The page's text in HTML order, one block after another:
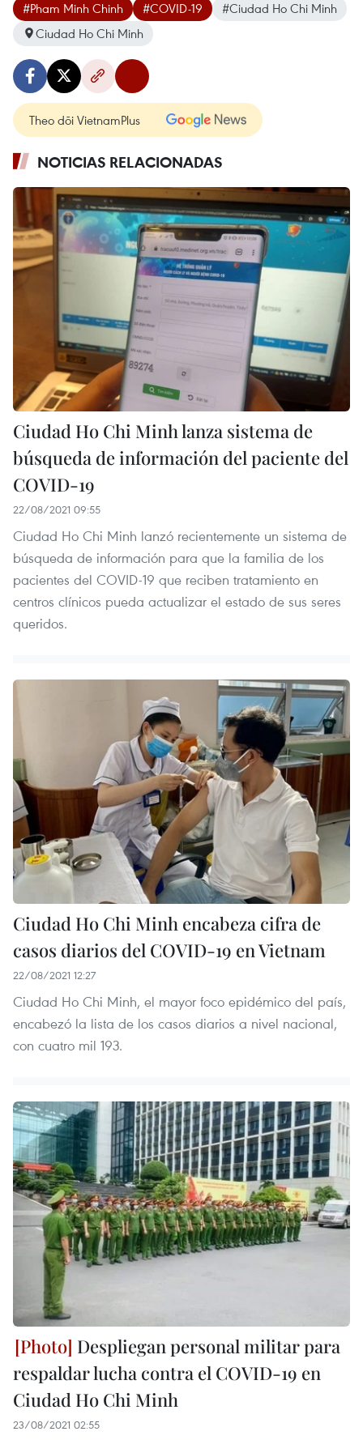
#Pham Minh Chinh #COVID-19
#Ciudad Ho Chi Minh
Ciudad Ho Chi Minh
Theo dõi VietnamPlus
NOTICIAS RELACIONADAS
Ciudad Ho Chi Minh lanza sistema de
búsqueda de información del paciente del
COVID-19
22/08/2021 09:55
Ciudad Ho Chi Minh lanzó recientemente un sistema de
búsqueda de información para que la familia de los
pacientes del COVID-19 que reciben tratamiento en
centros clínicos pueda actualizar el estado de sus seres
queridos.
Ciudad Ho Chi Minh encabeza cifra de
casos diarios del COVID-19 en Vietnam
22/08/2021 12:27
Ciudad Ho Chi Minh, el mayor foco epidémico del país,
encabezó la lista de los casos diarios a nivel nacional,
con cuatro mil 193.
Despliegan personal militar para
respaldar lucha contra el COVID-19 en
Ciudad Ho Chi Minh
23/08/2021 02:55